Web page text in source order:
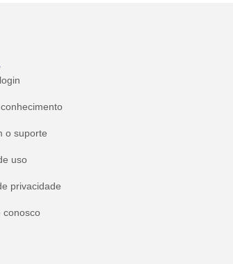
o suporte
uso
privacidade
conosco